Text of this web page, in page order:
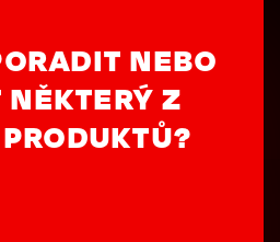
NEBO
NĚKTERÝ Z